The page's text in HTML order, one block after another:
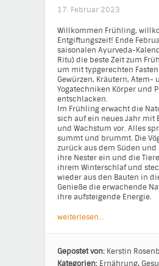
17. Februar 2023
Willkommen Frühling,
Entgiftungszeit! Ende
saisonalen Ayurveda-
Ritu) die beste Zeit zum
um mit typgerechten
Gewürzen, Kräutern, Atem-
Yogatechniken Körper und
entschlacken.
Im Frühling erwacht die
sich auf ein neues Jahr mit
und Wachstum vor. Alles
summt und brummt. Die
zurück aus dem Süden
ihre Nester ein und die
ihrem Winterschlaf und
wieder aus den Bauten in
Genieße die erwachende
ihre aufsteigende Energie.
weiterlesen…
Gepostet von: Kerstin
Kategorien: Ernährung,